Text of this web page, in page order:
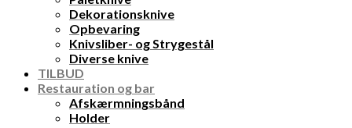
Dekorationsknive
Opbevaring
Knivsliber- og Strygestål
Diverse knive
TILBUD
Restauration og bar
Afskærmningsbånd
Holder